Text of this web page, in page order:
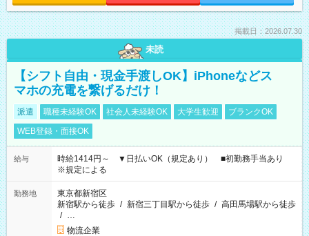
掲載日：2026.07.30
未読
【シフト自由・現金手渡しOK】iPhoneなどス
マホの充電を繋げるだけ！
派遣 職種未経験OK 社会人未経験OK 大学生歓迎
ブランクOK
WEB登録・面接OK
給与
時給1414円～ ▼日払いOK（規定あり） ■初勤務手当あり
※規定による
勤務地
東京都新宿区
新宿駅から徒歩 / 新宿三丁目駅から徒歩 / 高田馬場駅から徒歩
/ …
物流企業